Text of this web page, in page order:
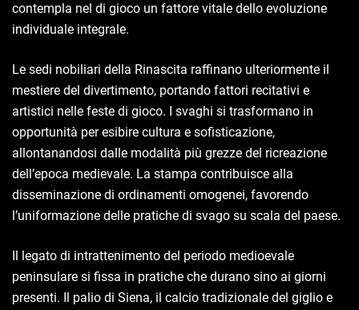
contempla nel di gioco un fattore vitale dello evoluzione
individuale integrale.
Le sedi nobiliari della Rinascita raffinano ulteriormente il
mestiere del divertimento, portando fattori recitativi e
artistici nelle feste di gioco. I svaghi si trasformano in
opportunità per esibire cultura e sofisticazione,
allontanandosi dalle modalità più grezze del ricreazione
dell’epoca medievale. La stampa contribuisce alla
disseminazione di ordinamenti omogenei, favorendo
l’uniformazione delle pratiche di svago su scala del paese.
Il legato di intrattenimento del periodo medioevale
peninsulare si fissa in pratiche che durano sino ai giorni
presenti. Il palio di Siena, il calcio tradizionale del giglio e